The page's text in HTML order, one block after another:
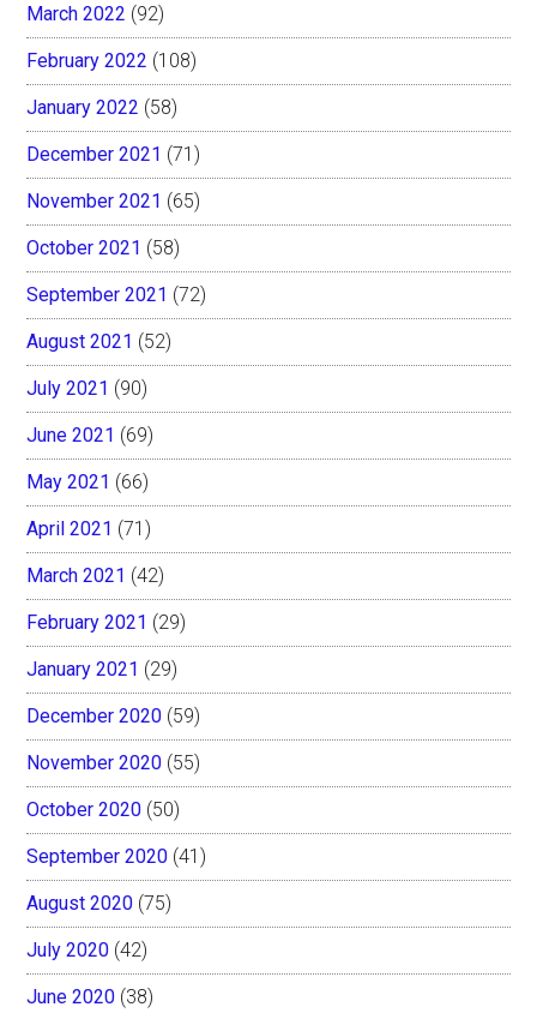
March 2022 (92)
February 2022 (108)
January 2022 (58)
December 2021 (71)
November 2021 (65)
October 2021 (58)
September 2021 (72)
August 2021 (52)
July 2021 (90)
June 2021 (69)
May 2021 (66)
April 2021 (71)
March 2021 (42)
February 2021 (29)
January 2021 (29)
December 2020 (59)
November 2020 (55)
October 2020 (50)
September 2020 (41)
August 2020 (75)
July 2020 (42)
June 2020 (38)